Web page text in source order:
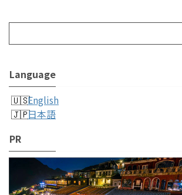
Language
English
日本語
PR